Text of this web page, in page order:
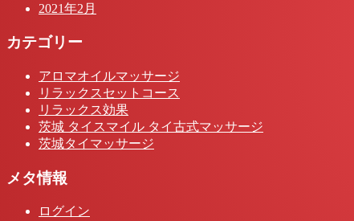
2021年2月
カテゴリー
アロマオイルマッサージ
リラックスセットコース
リラックス効果
茨城 タイスマイル タイ古式マッサージ
茨城タイマッサージ
メタ情報
ログイン